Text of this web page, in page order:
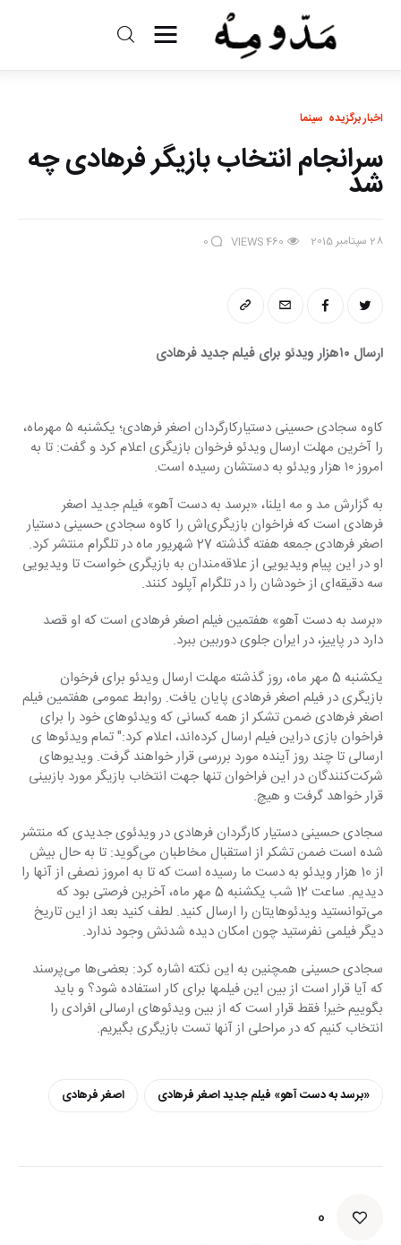
مد و مه
ادبیات
سینما
درباره ما
اخبار برگزیده سینما
سرانجام انتخاب بازیگر فرهادی چه
شد
28 سپتامبر 2015 460
VIEWS
0
ارسال ۱۰هزار ویدئو برای فیلم جدید فرهادی
کاوه سجادی حسینی دستیار‌کارگردان اصغر فرهادی؛ یکشنبه ۵ مهرماه،
را آخرین مهلت ارسال ویدئو فرخوان بازیگرى اعلام کرد و گفت: تا به
امروز ۱۰ هزار ویدئو به دستشان رسیده است.
به گزارش مد و مه ایلنا، «برسد به دست آهو» فیلم جدید اصغر
فرهادی است که فراخوان بازیگری‌اش را کاوه سجادی حسینی دستیار
اصغر فرهادی جمعه هفته گذشته 27 شهریور ماه در تلگرام منتشر کرد.
او در این پیام ویدیویی از علاقه‌مندان به بازیگری خواست تا ویدیویی
سه دقیقه‌ای از خودشان را در تلگرام آپلود کنند.
«برسد به دست آهو» هفتمین فیلم اصغر فرهادی است که او قصد
دارد در پاییز، در ایران جلوی دوربین ببرد.
یکشنبه 5 مهر ماه، روز گذشته مهلت ارسال ویدئو براى فرخوان
بازیگرى در فیلم اصغر فرهادى پایان یافت. روابط عمومى هفتمین فیلم
اصغر فرهادى ضمن تشکر از همه کسانى که ویدئوهاى خود را براى
فراخوان بازى دراین فیلم ارسال کرده‌اند، اعلام کرد:" تمام ویدئوها ى
ارسالى تا چند روز آینده مورد بررسى قرار خواهند گرفت. ویدیوهاى
شرکت‌کنندگان در این فراخوان تنها جهت انتخاب بازیگر مورد بازبینى
قرار خواهد گرفت و هیچ.
سجادی حسینی دستیار کارگردان فرهادی در ویدئوی جدیدی که منتشر
شده است ضمن تشکر از استقبال مخاطبان می‌گوید: تا به حال بیش
از 10 هزار ویدئو به دست ما رسیده است که تا به امروز نصفی از آنها را
دیدیم. ساعت 12 شب یکشنبه 5 مهر ماه، آخرین فرصتی بود که
می‌توانستید ویدئو‌هایتان را ارسال کنید. لطف کنید بعد از این تاریخ
دیگر فیلمی نفرستید چون امکان دیده شدنش وجود ندارد.
سجادی حسینی همچنین به این نکته اشاره کرد: بعضی‌ها می‌پرسند
که آیا قرار است از بین این فیلمها برای کار استفاده شود؟ و باید
بگوییم خیر! فقط قرار است که از بین ویدئو‌های ارسالی افرادی را
انتخاب کنیم که در مراحلی از آنها تست بازیگری بگیریم.
«برسد به دست آهو» فیلم جدید اصغر فرهادی اصغر فرهادی
0